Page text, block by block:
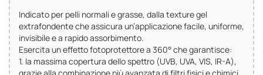
Indicato per pelli normali e grasse, dalla texture gel
extrafondente che assicura un’applicazione facile, uniforme,
invisibile e a rapido assorbimento.
Esercita un effetto fotoprotettore a 360° che garantisce:
1. la massima copertura dello spettro (UVB, UVA, VIS, IR-A),